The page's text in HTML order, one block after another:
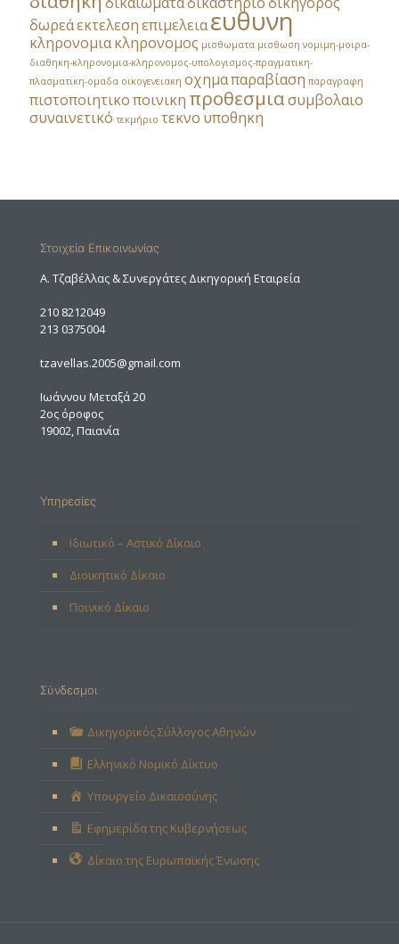
δωρεάεκτελεσηεπιμελειαευθυνη
κληρονομιακληρονομος μισθωματα μισθωση νομιμη-μοιρα-
διαθηκη-κληρονομια-κληρονομος-υπολογισμος-πραγματικη-
πλασματικη-ομαδα οικογενειακη οχημαπαραβίαση παραγραφη
πιστοποιητικοποινικη προθεσμιασυμβολαιο
συναινετικό τεκμήριο τεκνο υποθηκη
Στοιχεία Επικοινωνίας
A. Τζαβέλλας & Συνεργάτες Δικηγορική Εταιρεία
210 8212049
213 0375004
tzavellas.2005@gmail.com
Ιωάννου Μεταξά 20
2ος όροφος
19002, Παιανία
Υπηρεσίες
Ιδιωτικό – Αστικό Δίκαιο
Διοικητικό Δίκαιο
Ποινικό Δίκαιο
Σύνδεσμοι
Δικηγορικός Σύλλογος Αθηνών
Ελληνικό Νομικό Δίκτυο
Υπουργείο Δικαιοσύνης
Εφημερίδα της Κυβερνήσεως
Δίκαιο της Ευρωπαϊκής Ένωσης